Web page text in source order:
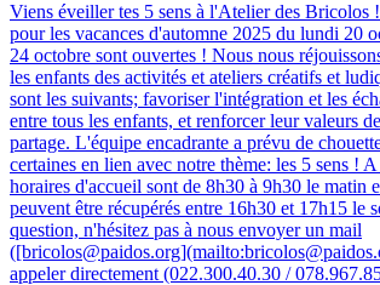
Viens éveiller tes 5 sens à l'Atelier des Bricolos !
pour les vacances d'automne 2025 du lundi 20
24 octobre sont ouvertes ! Nous nous
les enfants des activités et ateliers créatifs et
sont les suivants; favoriser l'intégration et les
entre tous les enfants, et renforcer leur valeurs
partage. L'équipe encadrante a prévu de
certaines en lien avec notre thème: les 5 sens !
horaires d'accueil sont de 8h30 à 9h30 le matin
peuvent être récupérés entre 16h30 et 17h15 le
question, n'hésitez pas à nous envoyer un mail
appeler directement (022.300.40.30 /